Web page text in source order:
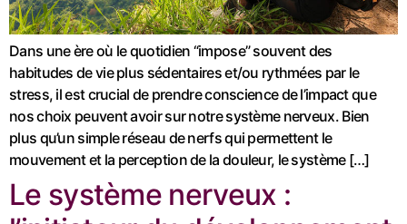
Dans une ère où le quotidien “impose” souvent des
habitudes de vie plus sédentaires et/ou rythmées par le
stress, il est crucial de prendre conscience de l’impact que
nos choix peuvent avoir sur notre système nerveux. Bien
plus qu’un simple réseau de nerfs qui permettent le
mouvement et la perception de la douleur, le système […]
Le système nerveux :